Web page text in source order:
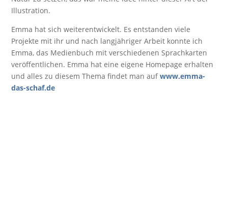
Illustration.
Emma hat sich weiterentwickelt. Es entstanden viele
Projekte mit ihr und nach langjähriger Arbeit konnte ich
Emma, das Medienbuch mit verschiedenen Sprachkarten
veröffentlichen. Emma hat eine eigene Homepage erhalten
und alles zu diesem Thema findet man aufwww.emma-
das-schaf.de